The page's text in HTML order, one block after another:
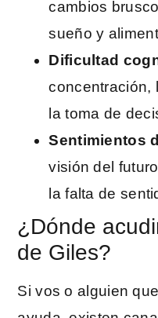
cambios
sueño y
Dificultad
concentración,
la toma de
Sentimientos
visión del
la falta de
¿Dónde
de Giles?
Si vos o alguien